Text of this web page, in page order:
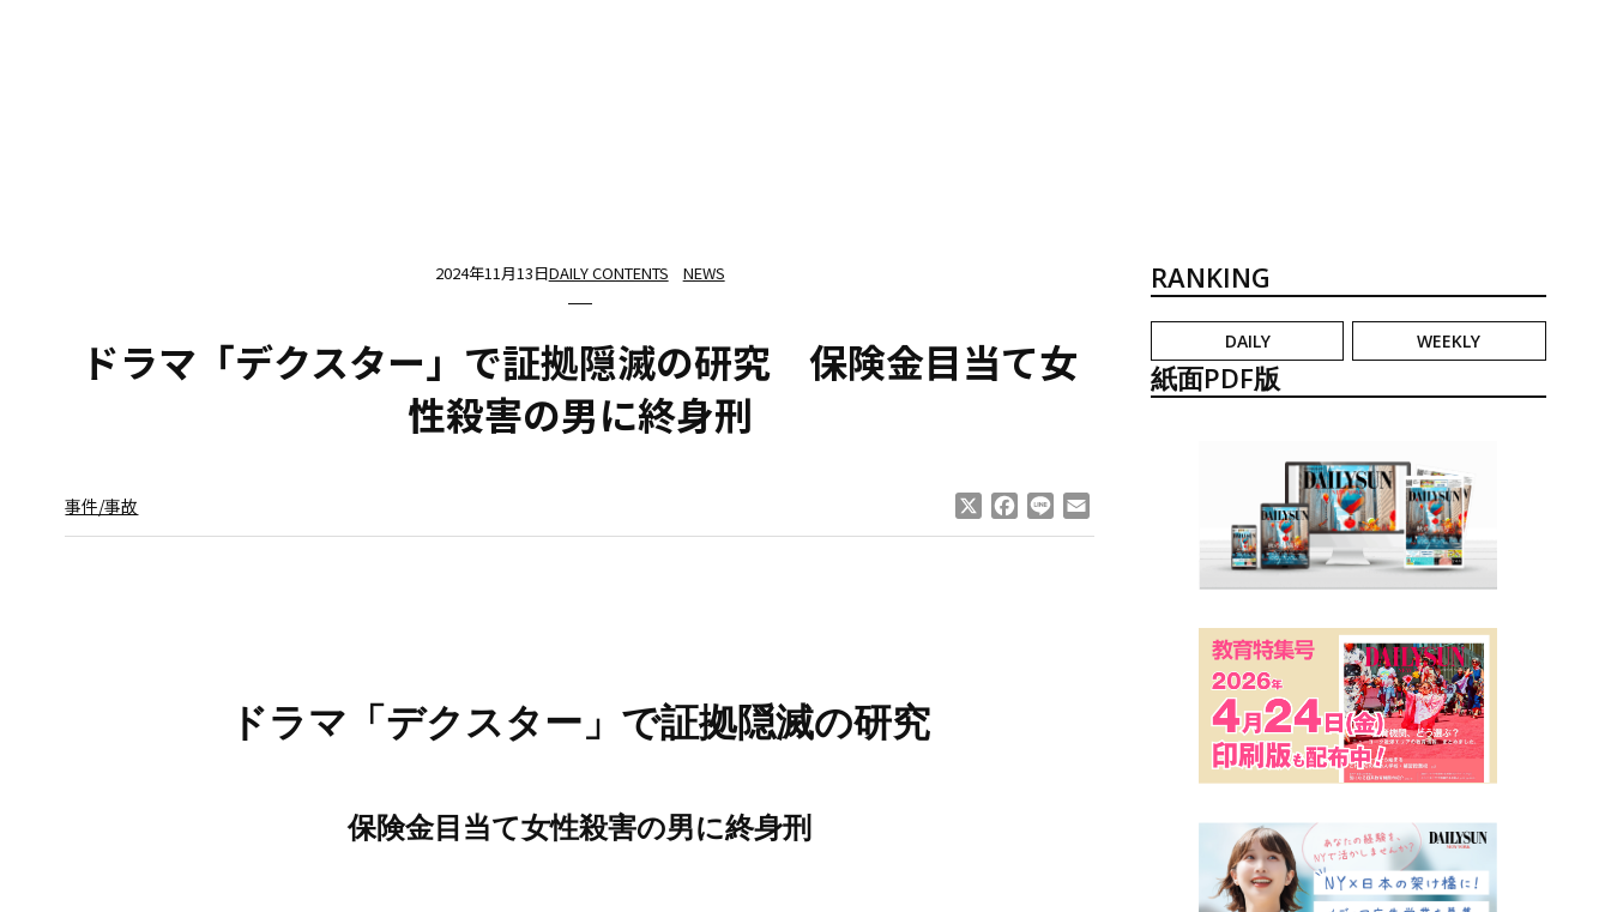
2024年11月13日DAILY CONTENTS NEWS
ドラマ「デクスター」で証拠隠滅の研究 保険金目当て女
性殺害の男に終身刑
事件/事故 Facebook
Line
ドラマ「デクスター」で証拠隠滅の研究
保険金目当て女性殺害の男に終身刑
RANKING
DAILY WEEKLY
紙面PDF版